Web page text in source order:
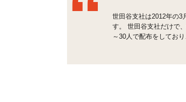
世田谷支社は2012年の3
す。 世田谷支社だけで
～30人で配布をしてお